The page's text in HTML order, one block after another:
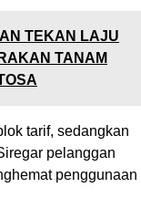
TEKAN LAJU
TANAM
tarif, sedangkan
pelanggan
penggunaan